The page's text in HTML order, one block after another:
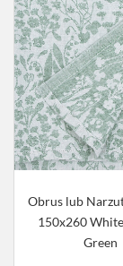
Obrus lub
150x260
Green